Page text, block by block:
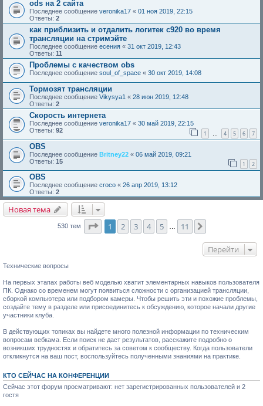
ods на 2 сайта
Последнее сообщение veronika17 « 01 ноя 2019, 22:15
Ответы: 2
как приблизить и отдалить логитек с920 во время
трансляции на стримэйте
Последнее сообщение есения « 31 окт 2019, 12:43
Ответы: 11
Проблемы с качеством obs
Последнее сообщение soul_of_space « 30 окт 2019, 14:08
Тормозят трансляции
Последнее сообщение Vikysya1 « 28 июн 2019, 12:48
Ответы: 2
Скорость интернета
Последнее сообщение veronika17 « 30 май 2019, 22:15
Ответы: 92 1 … 4 5 6 7
OBS
Последнее сообщение Britney22 « 06 май 2019, 09:21
Ответы: 15 1 2
OBS
Последнее сообщение croco « 26 апр 2019, 13:12
Ответы: 2
Новая тема
530 тем Страница1 из
1 2 3 4 5 11
Перейти
Технические вопросы
На первых этапах работы веб моделью хватит элементарных навыков пользователя
ПК. Однако со временем могут появиться сложности с организацией трансляции,
сборкой компьютера или подбором камеры. Чтобы решить эти и похожие проблемы,
создайте тему в разделе или присоединитесь к обсуждению, которое начали другие
участники клуба.
В действующих топиках вы найдете много полезной информации по техническим
вопросам вебкама. Если поиск не даст результатов, расскажите подробно о
возникших трудностях и обратитесь за советом к сообществу. Когда пользователи
откликнутся на ваш пост, воспользуйтесь полученными знаниями на практике.
КТО СЕЙЧАС НА КОНФЕРЕНЦИИ
Сейчас этот форум просматривают: нет зарегистрированных пользователей и 2
гостя